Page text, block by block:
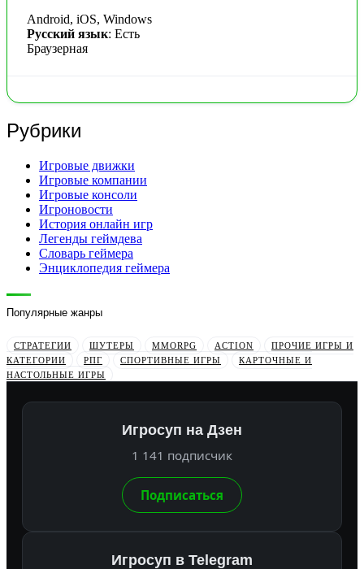
Android, iOS, Windows
Русский язык: Есть
Браузерная
Рубрики
Игровые движки
Игровые компании
Игровые консоли
Игроновости
История онлайн игр
Легенды геймдева
Словарь геймера
Энциклопедия геймера
Популярные жанры
СТРАТЕГИИ ШУТЕРЫ MMORPG ACTION
ПРОЧИЕ ИГРЫ И
КАТЕГОРИИ
РПГ СПОРТИВНЫЕ ИГРЫ
КАРТОЧНЫЕ И
НАСТОЛЬНЫЕ ИГРЫ
Игросуп на Дзен
1 141 подписчик
Подписаться
Игросуп в Telegram